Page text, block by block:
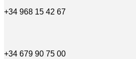
+34 968 15 42 67
+34 679 90 75 00